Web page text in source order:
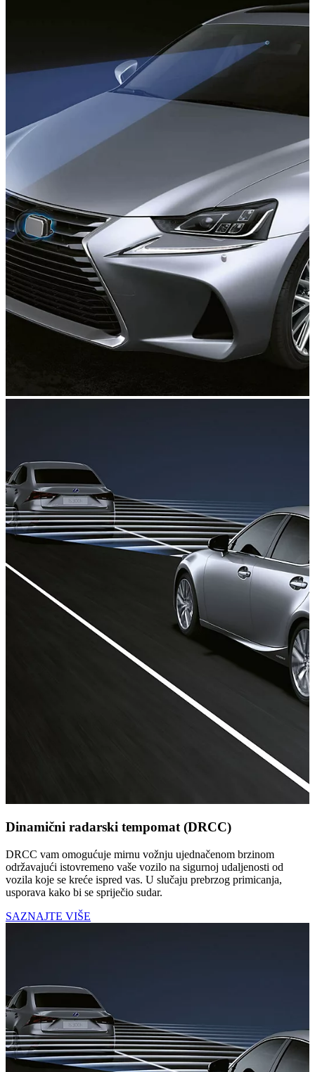
Dinamični radarski tempomat (DRCC)
DRCC vam omogućuje mirnu vožnju ujednačenom brzinom
održavajući istovremeno vaše vozilo na sigurnoj udaljenosti od
vozila koje se kreće ispred vas. U slučaju prebrzog primicanja,
usporava kako bi se spriječio sudar.
SAZNAJTE VIŠE